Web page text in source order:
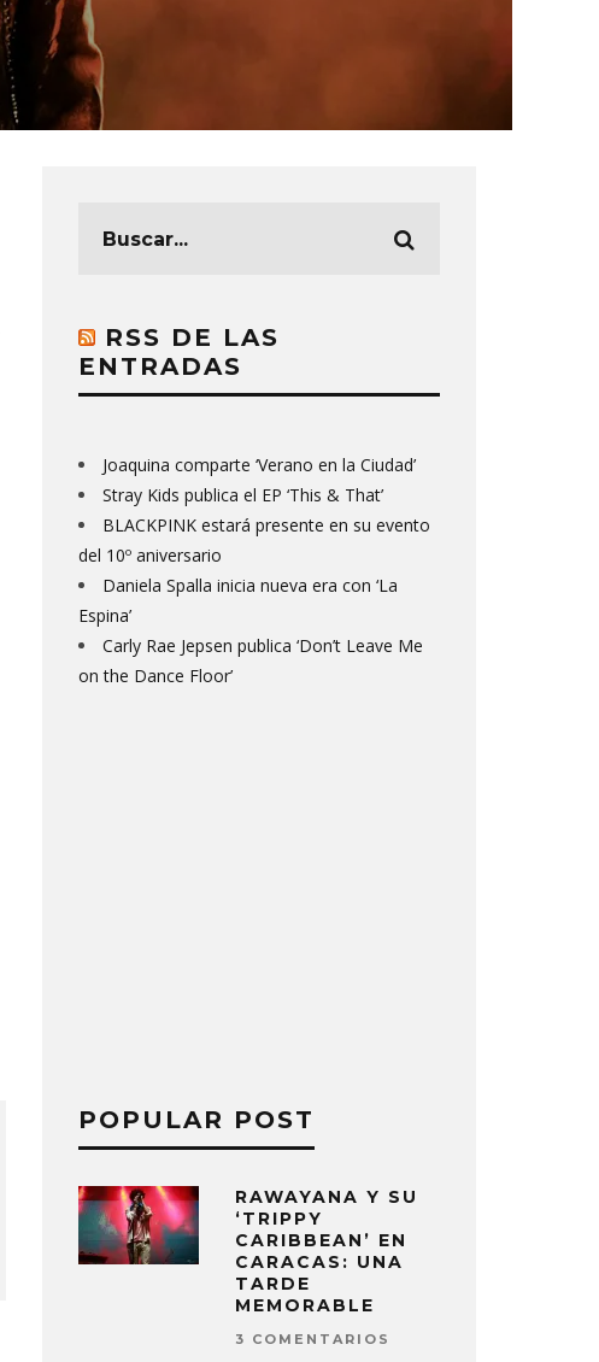
RSS DE LAS
ENTRADAS
Joaquina comparte ‘Verano en la Ciudad’
Stray Kids publica el EP ‘This & That’
BLACKPINK estará presente en su evento
del 10º aniversario
Daniela Spalla inicia nueva era con ‘La
Espina’
Carly Rae Jepsen publica ‘Don’t Leave Me
on the Dance Floor’
POPULAR POST
RAWAYANA Y SU
‘TRIPPY
CARIBBEAN’ EN
CARACAS: UNA
TARDE
MEMORABLE
3 COMENTARIOS